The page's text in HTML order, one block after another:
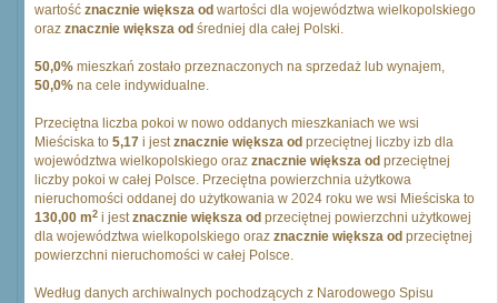
wartość znacznie większa od wartości dla województwa wielkopolskiego
oraz znacznie większa od średniej dla całej Polski.
50,0% mieszkań zostało przeznaczonych na sprzedaż lub wynajem,
50,0% na cele indywidualne.
Przeciętna liczba pokoi w nowo oddanych mieszkaniach we wsi
Mieściska to 5,17 i jestznacznie większa od przeciętnej liczby izb dla
województwa wielkopolskiego oraz znacznie większa od przeciętnej
liczby pokoi w całej Polsce. Przeciętna powierzchnia użytkowa
nieruchomości oddanej do użytkowania w 2024 roku we wsi Mieściska to
130,00 m2 i jestznacznie większa od przeciętnej powierzchni użytkowej
dla województwa wielkopolskiego oraz znacznie większa od przeciętnej
powierzchni nieruchomości w całej Polsce.
Według danych archiwalnych pochodzących z Narodowego Spisu